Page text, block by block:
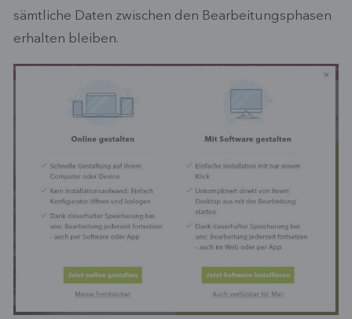
sämtliche Daten zwischen den Bearbeitungsphasen
erhalten bleiben.